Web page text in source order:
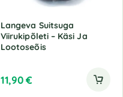
Langeva Suitsuga
Viirukipõleti – Käsi Ja
Lootoseõis
11,90€